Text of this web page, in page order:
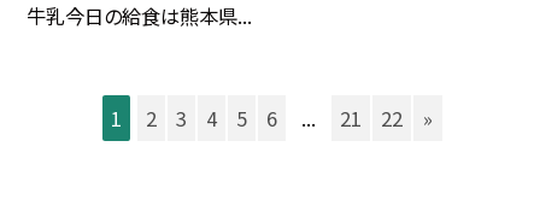
牛乳今日の給食は熊本県...
1 2 3 4 5 6 ... 21 22 »